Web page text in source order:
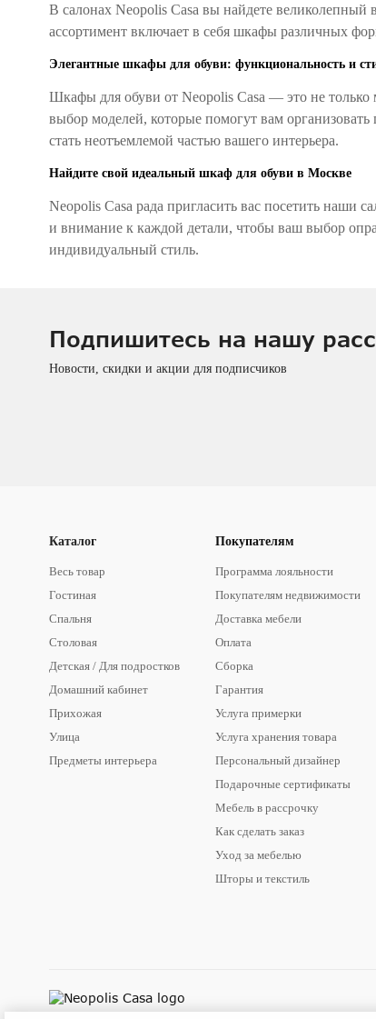
В салонах Neopolis Casa вы найдете
ассортимент включает в себя шкафы различных
Элегантные шкафы для обуви: функциональность и
Шкафы для обуви от Neopolis Casa — это не только
выбор моделей, которые помогут вам
стать неотъемлемой частью вашего интерьера.
Найдите свой идеальный шкаф для обуви в Москве
Neopolis Casa рада пригласить вас посетить
и внимание к каждой детали, чтобы ваш выбор
индивидуальный стиль.
Подпишитесь на нашу
Новости, скидки и акции для подписчиков
Каталог
Весь товар
Гостиная
Спальня
Столовая
Детская / Для подростков
Домашний кабинет
Прихожая
Улица
Предметы интерьера
Покупателям
Программа лояльности
Покупателям недвижимости
Доставка мебели
Оплата
Сборка
Гарантия
Услуга примерки
Услуга хранения товара
Персональный дизайнер
Подарочные сертификаты
Мебель в рассрочку
Как сделать заказ
Уход за мебелью
Шторы и текстиль